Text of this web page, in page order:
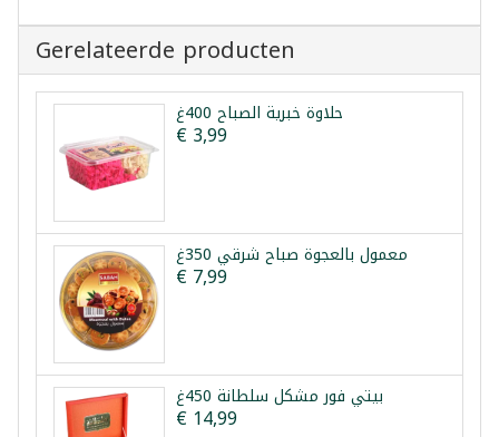
Gerelateerde producten
حلاوة خبرية الصباح 400غ
€ 3,99
معمول بالعجوة صباح شرقي 350غ
€ 7,99
بيتي فور مشكل سلطانة 450غ
€ 14,99